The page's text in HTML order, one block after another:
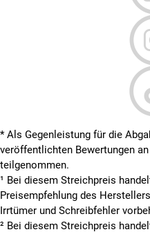
* Als Gegenleistung für die
veröffentlichten Bewertungen
teilgenommen.
¹ Bei diesem Streichpreis
Preisempfehlung des
Irrtümer und Schreibfehler
² Bei diesem Streichpreis